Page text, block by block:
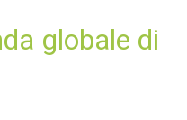
globale di